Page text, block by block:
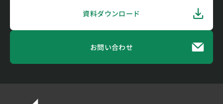
資料ダウンロード
お問い合わせ